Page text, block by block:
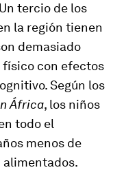
tercio de los
la región tienen
demasiado
físico con efectos
Según los
África, los niños
todo el
menos de
alimentados.